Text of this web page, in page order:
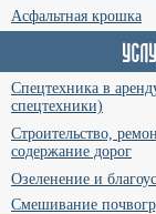
Асфальтная крошка
Спецтехника в
спецтехники)
Строительство,
содержание дорог
Озеленение и
Смешивание